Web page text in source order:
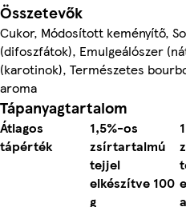
Összetevők
Cukor, Módosított keményítő,
(difoszfátok), Emulgeálószer
(karotinok), Természetes
aroma
Tápanyagtartalom
Átlagos
tápérték
1,5%-os
zsírtartalmú
tejjel
elkészítve 100
g